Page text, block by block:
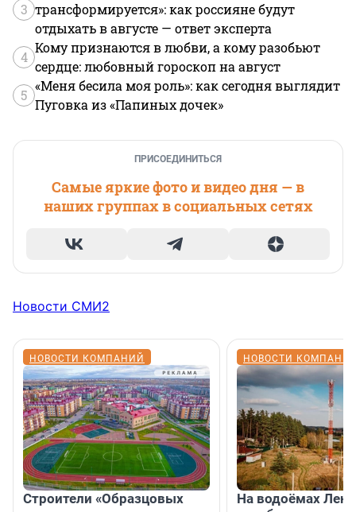
3 трансформируется»: как россияне будут
отдыхать в августе — ответ эксперта
4
Кому признаются в любви, а кому разобьют
сердце: любовный гороскоп на август
5
«Меня бесила моя роль»: как сегодня выглядит
Пуговка из «Папиных дочек»
ПРИСОЕДИНИТЬСЯ
Самые яркие фото и видео дня — в
наших группах в социальных сетях
Новости СМИ2
НОВОСТИ КОМПАНИЙ
Строители «Образцовых
НОВОСТИ
На водоёмах